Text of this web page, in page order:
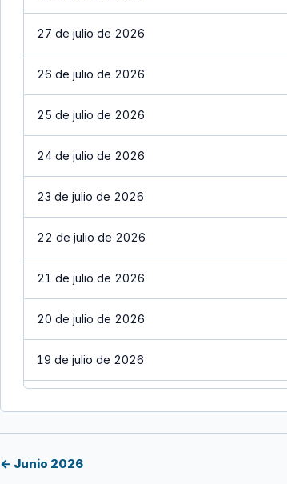
27 de julio de 2026
26 de julio de 2026
25 de julio de 2026
24 de julio de 2026
23 de julio de 2026
22 de julio de 2026
21 de julio de 2026
20 de julio de 2026
19 de julio de 2026
← Junio 2026